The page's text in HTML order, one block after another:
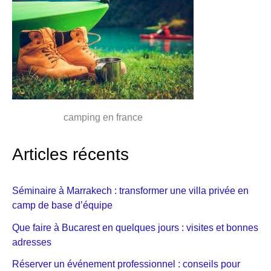
camping en france
Articles récents
Séminaire à Marrakech : transformer une villa privée en
camp de base d’équipe
Que faire à Bucarest en quelques jours : visites et bonnes
adresses
Réserver un événement professionnel : conseils pour